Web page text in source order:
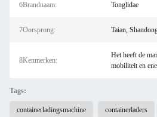
6Brandnaam: Tonglidae
7Oorsprong: Taian,
8Kenmerken:
Het heeft de
mobiliteit en
Tags:
containerladingsmachine containerladers